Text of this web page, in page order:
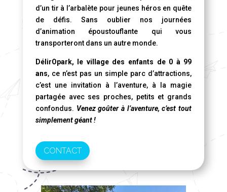
d’un tir à l’arbalète pour jeunes héros en quête
de défis. Sans oublier nos journées
d’animation époustouflante qui vous
transporteront dans un autre monde.
DélirOpark, le village des enfants de 0 à 99
ans, ce n’est pas un simple parc d’attractions,
c’est une invitation à l’aventure, à la magie
partagée avec ses proches, petits et grands
confondus. Venez goûter à l’aventure, c’est tout
simplement géant !
CONTACT